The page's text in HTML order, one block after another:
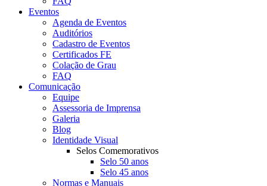
Eventos
Agenda de Eventos
Auditórios
Cadastro de Eventos
Certificados FE
Colação de Grau
FAQ
Comunicação
Equipe
Assessoria de Imprensa
Galeria
Blog
Identidade Visual
Selos Comemorativos
Selo 50 anos
Selo 45 anos
Normas e Manuais